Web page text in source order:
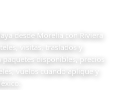
desde Morelia con Riviera
visitas, traslados y
paquetes disponibles, precios
vuelos cuando aplique y